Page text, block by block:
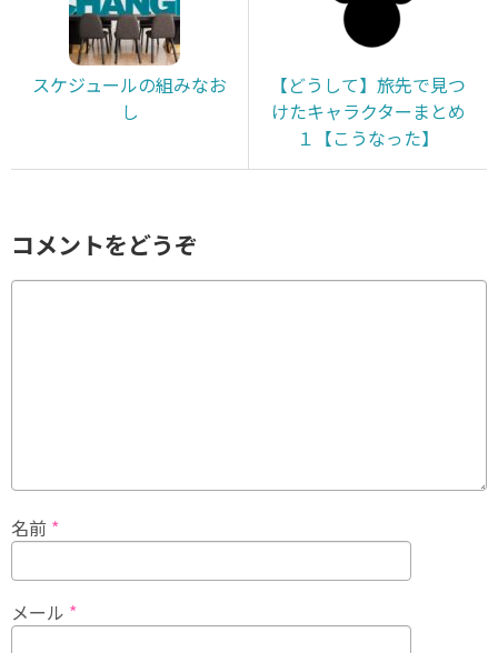
スケジュールの組みなお
し
【どうして】旅先で見つ
けたキャラクターまとめ
１【こうなった】
コメントをどうぞ
名前 *
メール *